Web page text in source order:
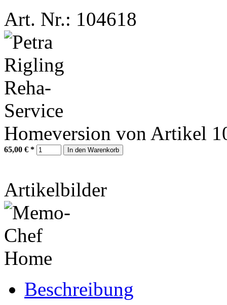
Art. Nr.: 104618
Homeversion von Artikel
65,00 € * In den Warenkorb
Artikelbilder
Beschreibung